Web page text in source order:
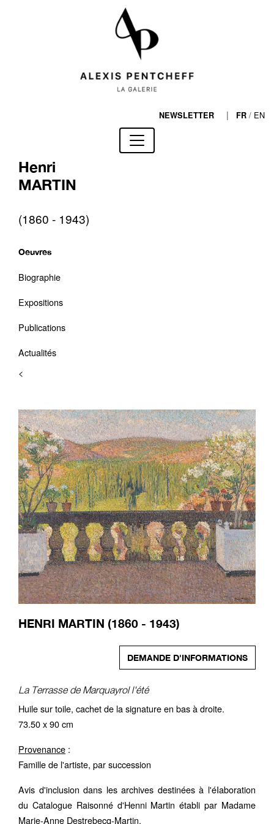
NEWSLETTER | FR / EN
Henri
MARTIN
(1860 - 1943)
Oeuvres
Biographie
Expositions
Publications
Actualités
<
HENRI MARTIN (1860 - 1943)
DEMANDE D'INFORMATIONS
La Terrasse de Marquayrol l'été
Huile sur toile, cachet de la signature en bas à droite.
73.50 x 90 cm
Provenance :
Famille de l'artiste, par succession
Avis d'inclusion dans les archives destinées à l'éIaboration
du Catalogue Raisonné d'Henni Martin établi par Madame
Marie-Anne Destrebecq-Martin.